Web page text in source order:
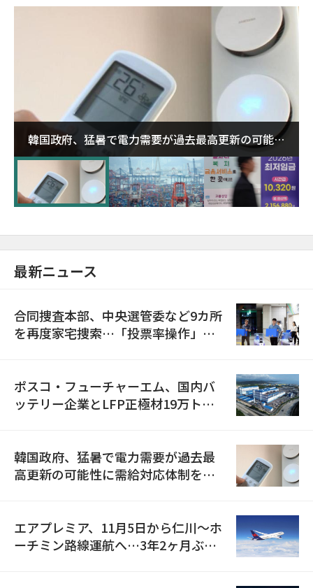
韓国政府、猛暑で電力需要が過去最高更新の可能性
に需給対応体制を点検
最新ニュース
合同捜査本部、中央選管委など9カ所
を再度家宅捜索…「投票率操作」の
ポスコ・フューチャーエム、国内バ
ッテリー企業とLFP正極材19万トン
韓国政府、猛暑で電力需要が過去最
高更新の可能性に需給対応体制を点
エアプレミア、11月5日から仁川〜ホ
ーチミン路線運航へ…3年2ヶ月ぶり